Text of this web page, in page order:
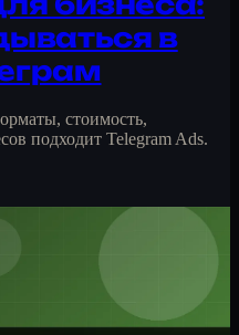
в
стоимость,
подходит Telegram Ads.